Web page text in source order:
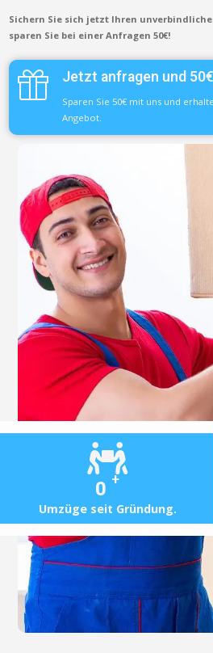
0 +
Umzüge seit Gründung.
Sichern Sie sich jetzt Ihren
sparen Sie bei einer Anfragen 50€!
Jetzt anfragen und
Sparen Sie 50€ mit uns und
Angebot.